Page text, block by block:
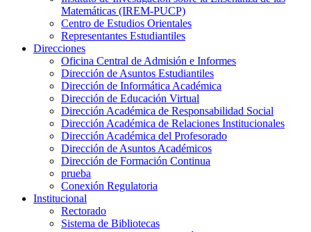
Matemáticas (IREM-PUCP)
Centro de Estudios Orientales
Representantes Estudiantiles
Direcciones
Oficina Central de Admisión e Informes
Dirección de Asuntos Estudiantiles
Dirección de Informática Académica
Dirección de Educación Virtual
Dirección Académica de Responsabilidad Social
Dirección Académica de Relaciones Institucionales
Dirección Académica del Profesorado
Dirección de Asuntos Académicos
Dirección de Formación Continua
prueba
Conexión Regulatoria
Institucional
Rectorado
Sistema de Bibliotecas